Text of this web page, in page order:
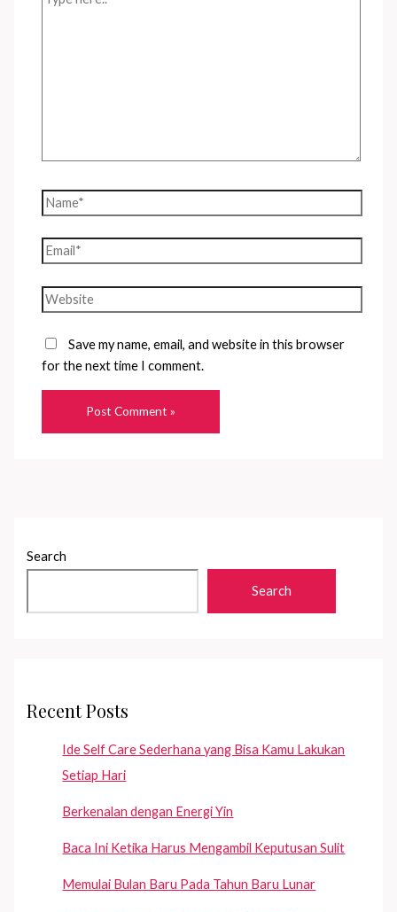
Name*
Email*
Website
Save my name, email, and website in this browser
for the next time I comment.
Search
Search
Recent Posts
Ide Self Care Sederhana yang Bisa Kamu Lakukan
Setiap Hari
Berkenalan dengan Energi Yin
Baca Ini Ketika Harus Mengambil Keputusan Sulit
Memulai Bulan Baru Pada Tahun Baru Lunar